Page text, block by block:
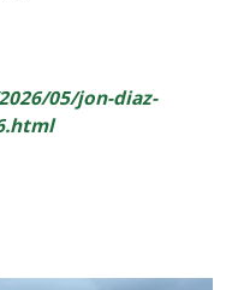
05/jon-diaz-